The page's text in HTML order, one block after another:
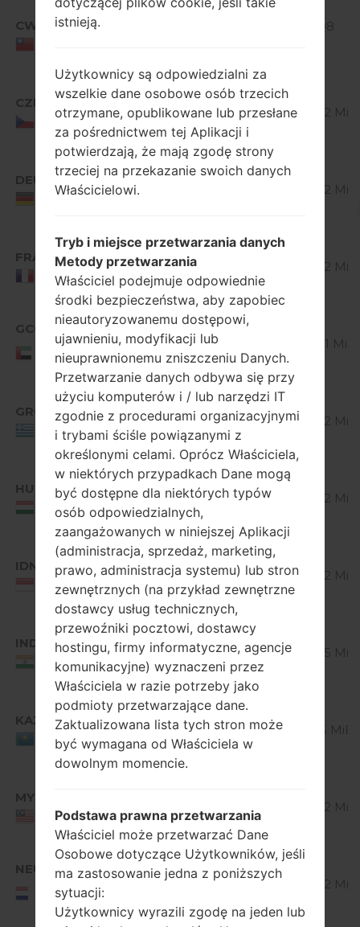
CWT
Android
522.08
CZE
Czech Republic
V10E_00.kdz
Android
4.1-4.3
Jelly
Bean
514.32 MiB
DEU
Germany
V10E_00.kdz
Android
4.1-4.3
514.32 MiB
FRA
France
V10E_00.kdz
Android
Jelly
Bean
514.32 MiB
GCC
United Arab
Emirates
V10F_00.kdz
Android
Jelly
Bean
510.01 MiB
GRC
Greece
V10E_00.kdz
Android
4.1-4.3
Jelly
Bean
514.32 MiB
HUN
Hungary
V10E_00.kdz
Android
4.1-4.3
Bean
514.32 MiB
IDN
Indonesia
V10D_00.kdz
Android
4.1-4.3
Jelly
Bean
512.92 MiB
IND
India
V10D_00.kdz
Android
4.1-4.3
Jelly
Bean
516.05 MiB
KAZ
Kazakhstan
V10G_00.kdz
Android
4.1-4.3
Jelly
500.5 MiB
MYS
Malaysia
Jelly
Bean
512.92 MiB
NEU
NEU/NORTHERN
EUROPE
V10E_00.kdz
Android
4.1-4.3
Bean
514.32 MiB
istnieją.
Użytkownicy są odpowiedzialni za
wszelkie dane osobowe osób trzecich
otrzymane, opublikowane lub przesłane
za pośrednictwem tej Aplikacji i
potwierdzają, że mają zgodę strony
trzeciej na przekazanie swoich danych
Właścicielowi.
Tryb i miejsce przetwarzania danych
Metody przetwarzania
Właściciel podejmuje odpowiednie
środki bezpieczeństwa, aby zapobiec
nieautoryzowanemu dostępowi,
ujawnieniu, modyfikacji lub
nieuprawnionemu zniszczeniu Danych.
Przetwarzanie danych odbywa się przy
użyciu komputerów i / lub narzędzi IT
zgodnie z procedurami organizacyjnymi
i trybami ściśle powiązanymi z
określonymi celami. Oprócz Właściciela,
w niektórych przypadkach Dane mogą
być dostępne dla niektórych typów
osób odpowiedzialnych,
zaangażowanych w niniejszej Aplikacji
(administracja, sprzedaż, marketing,
prawo, administracja systemu) lub stron
zewnętrznych (na przykład zewnętrzne
dostawcy usług technicznych,
przewoźniki pocztowi, dostawcy
hostingu, firmy informatyczne, agencje
komunikacyjne) wyznaczeni przez
Właściciela w razie potrzeby jako
podmioty przetwarzające dane.
Zaktualizowana lista tych stron może
być wymagana od Właściciela w
dowolnym momencie.
Podstawa prawna przetwarzania
Właściciel może przetwarzać Dane
Osobowe dotyczące Użytkowników, jeśli
ma zastosowanie jedna z poniższych
sytuacji:
Użytkownicy wyrazili zgodę na jeden lub